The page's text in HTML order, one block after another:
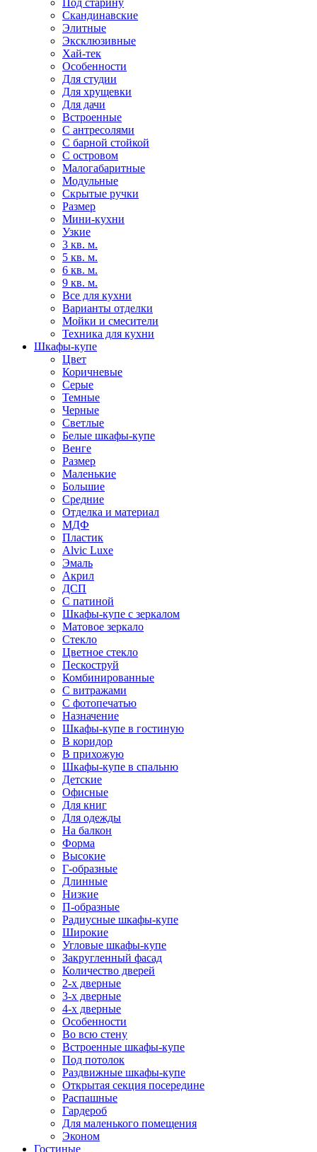
Под старину
Скандинавские
Элитные
Эксклюзивные
Хай-тек
Особенности
Для студии
Для хрущевки
Для дачи
Встроенные
С антресолями
С барной стойкой
С островом
Малогабаритные
Модульные
Скрытые ручки
Размер
Мини-кухни
Узкие
3 кв. м.
5 кв. м.
6 кв. м.
9 кв. м.
Все для кухни
Варианты отделки
Мойки и смесители
Техника для кухни
Шкафы-купе
Цвет
Коричневые
Серые
Темные
Черные
Светлые
Белые шкафы-купе
Венге
Размер
Маленькие
Большие
Средние
Отделка и материал
МДФ
Пластик
Alvic Luxe
Эмаль
Акрил
ДСП
С патиной
Шкафы-купе с зеркалом
Матовое зеркало
Стекло
Цветное стекло
Пескоструй
Комбинированные
С витражами
С фотопечатью
Назначение
Шкафы-купе в гостиную
В коридор
В прихожую
Шкафы-купе в спальню
Детские
Офисные
Для книг
Для одежды
На балкон
Форма
Высокие
Г-образные
Длинные
Низкие
П-образные
Радиусные шкафы-купе
Широкие
Угловые шкафы-купе
Закругленный фасад
Количество дверей
2-х дверные
3-х дверные
4-х дверные
Особенности
Во всю стену
Встроенные шкафы-купе
Под потолок
Раздвижные шкафы-купе
Открытая секция посередине
Распашные
Гардероб
Для маленького помещения
Эконом
Гостиные